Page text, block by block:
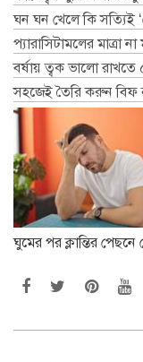
ঘন ঘন খেলে কি সত্যিই
প্যারাসিটামলের মাত্রা
বর্ষায় ত্বক ভালো
সহজেই তৈরি করুন
ঘুমের পর ক্লান্তির